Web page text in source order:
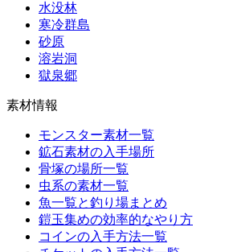
水没林
寒冷群島
砂原
溶岩洞
獄泉郷
素材情報
モンスター素材一覧
鉱石素材の入手場所
骨塚の場所一覧
虫系の素材一覧
魚一覧と釣り場まとめ
鎧玉集めの効率的なやり方
コインの入手方法一覧